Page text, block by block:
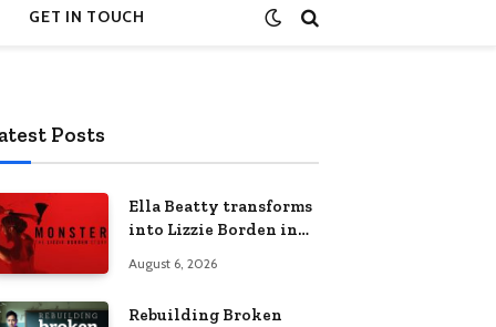
GET IN TOUCH
Posts
Ella Beatty transforms
into Lizzie Borden in
Lizzie Borden Story
August 6, 2026
Rebuilding Broken